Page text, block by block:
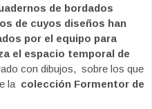
de bordados
de cuyos diseños han
por el equipo para
el espacio temporal de
con dibujos, sobre los que
la colección Formentor de